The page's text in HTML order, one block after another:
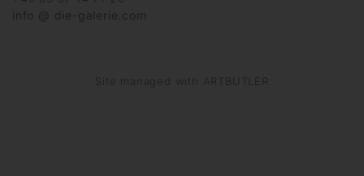
info @ die-galerie.com
Site managed with ARTBUTLER